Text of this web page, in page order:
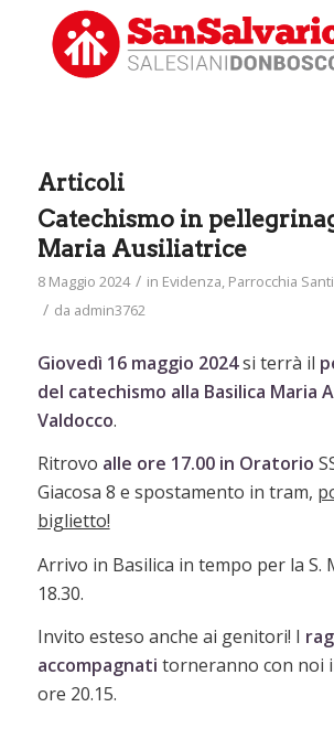
Articoli
Catechismo in
Maria Ausiliatrice
8 Maggio 2024 / in Evidenza, Parrocchia
/ da admin3762
Giovedì 16 maggio 2024si terrà il
del catechismo alla Basilica Maria
Valdocco.
Ritrovo alle ore 17.00 in Oratorio
Giacosa 8 e spostamento in tram,
biglietto!
Arrivo in Basilica in tempo per la S.
18.30.
Invito esteso anche ai genitori! I
accompagnati torneranno con noi
ore 20.15.